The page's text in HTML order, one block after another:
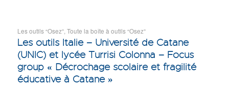
Les outils “Osez”, Toute la boîte à outils “Osez”
Les outils Italie – Université de Catane
(UNIC) et lycée Turrisi Colonna – Focus
group « Décrochage scolaire et fragilité
éducative à Catane »